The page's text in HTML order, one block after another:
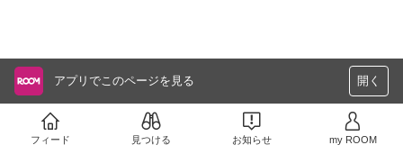
アプリでこのページを見る 開く
フィード 見つける お知らせ my ROOM